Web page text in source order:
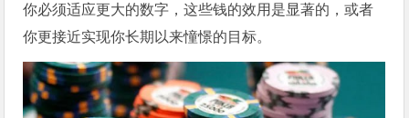
你必须适应更大的数字，这些钱的效用是显著的，或者
你更接近实现你长期以来憧憬的目标。